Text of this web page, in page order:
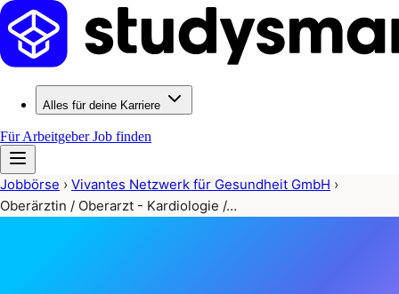
Alles für deine Karriere
Für ArbeitgeberJob finden
Jobbörse › Vivantes Netzwerk für Gesundheit GmbH ›
Oberärztin / Oberarzt - Kardiologie /…